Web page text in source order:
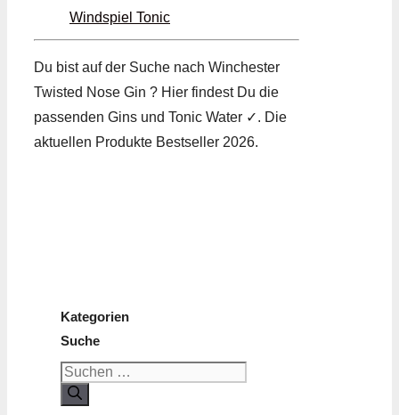
Windspiel Tonic
Du bist auf der Suche nach Winchester
Twisted Nose Gin ? Hier findest Du die
passenden Gins und Tonic Water ✓. Die
aktuellen Produkte Bestseller 2026.
Kategorien
Suche
Suchen
nach: